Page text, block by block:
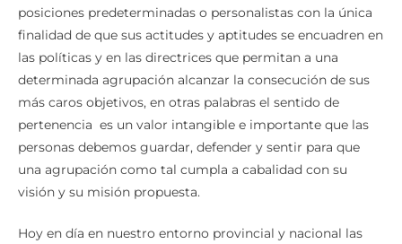
posiciones predeterminadas o personalistas con la única
finalidad de que sus actitudes y aptitudes se encuadren en
las políticas y en las directrices que permitan a una
determinada agrupación alcanzar la consecución de sus
más caros objetivos, en otras palabras el sentido de
pertenencia es un valor intangible e importante que las
personas debemos guardar, defender y sentir para que
una agrupación como tal cumpla a cabalidad con su
visión y su misión propuesta.
Hoy en día en nuestro entorno provincial y nacional las